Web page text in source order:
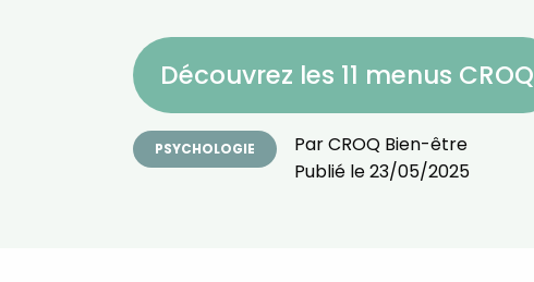
Découvrez les 11 menus CROQ
PSYCHOLOGIE ParCROQ Bien-être
Publié le23/05/2025